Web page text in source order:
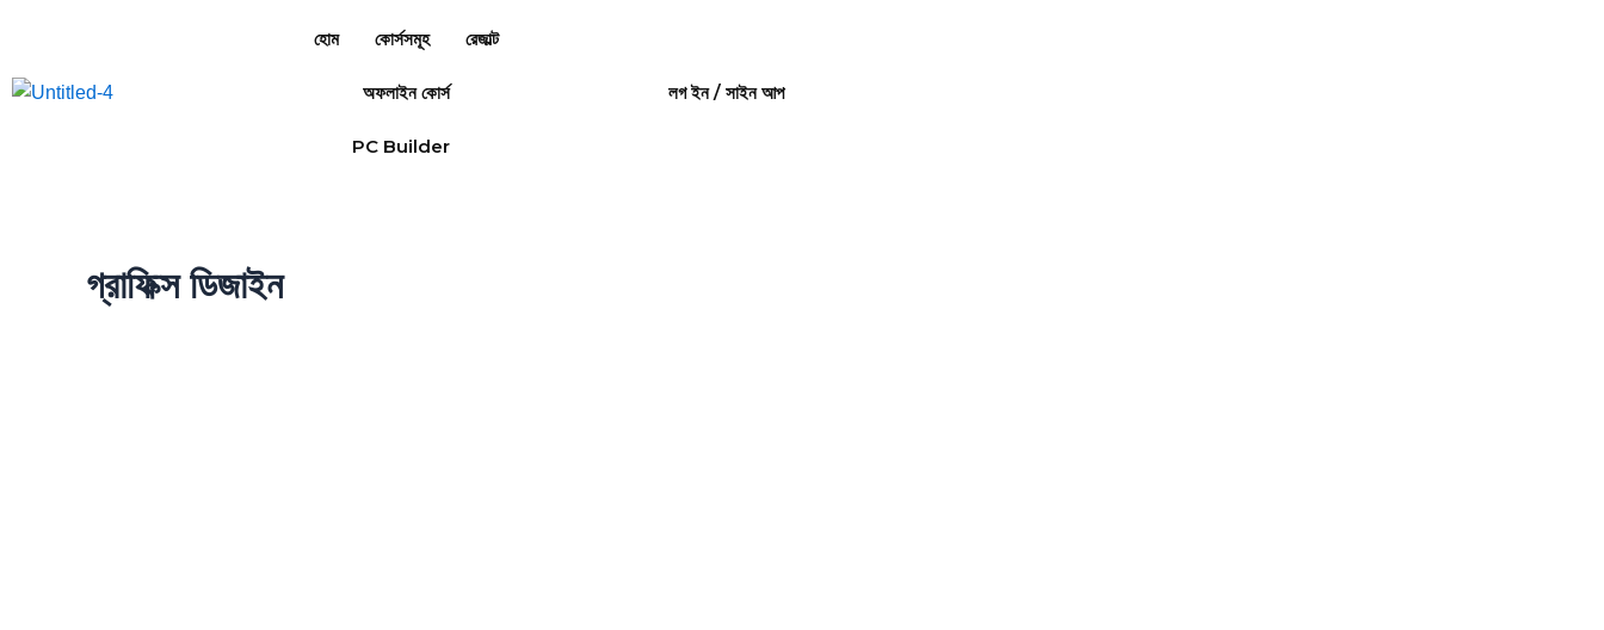
content
হোম কোর্সসমূহ রেজাল্ট
অফলাইন কোর্স
PC Builder
লগ ইন / সাইন আপ
গ্রাফিক্স ডিজাইন